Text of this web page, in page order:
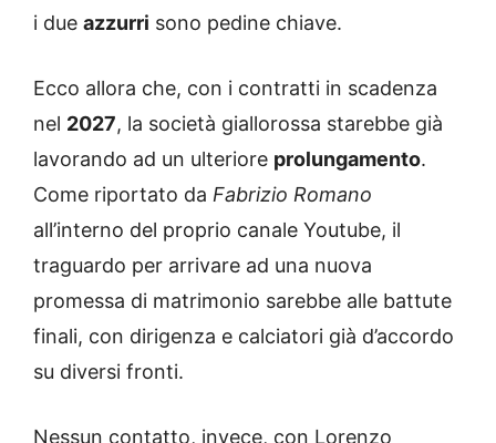
i due azzurri sono pedine chiave.
Ecco allora che, con i contratti in scadenza
nel 2027, la società giallorossa starebbe già
lavorando ad un ulteriore prolungamento.
Come riportato da Fabrizio Romano
all’interno del proprio canale Youtube, il
traguardo per arrivare ad una nuova
promessa di matrimonio sarebbe alle battute
finali, con dirigenza e calciatori già d’accordo
su diversi fronti.
Nessun contatto, invece, con Lorenzo